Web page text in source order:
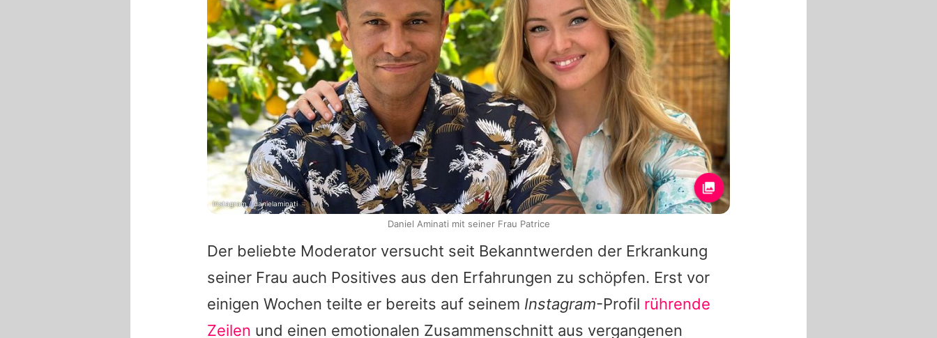
Der beliebte Moderator versucht seit Bekanntwerden der Erkrankung
seiner Frau auch Positives aus den Erfahrungen zu schöpfen. Erst vor
einigen Wochen teilte er bereits auf seinem Instagram-Profil rührende
Zeilen und einen emotionalen Zusammenschnitt aus vergangenen
Instagram / danielaminati
Daniel Aminati mit seiner Frau Patrice